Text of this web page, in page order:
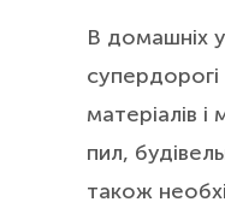
В домашніх
матеріалів
пил,
також